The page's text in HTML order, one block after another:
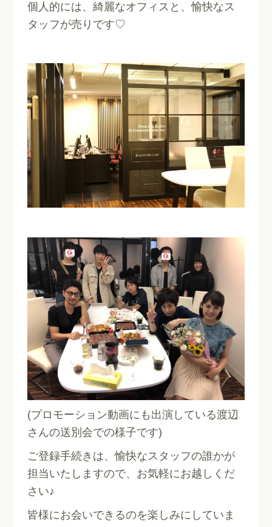
個人的には、綺麗なオフィスと、愉快なス
タッフが売りです♡
(プロモーション動画にも出演している渡辺
さんの送別会での様子です)
ご登録手続きは、愉快なスタッフの誰かが
担当いたしますので、お気軽にお越しくだ
さい♪
皆様にお会いできるのを楽しみにしていま